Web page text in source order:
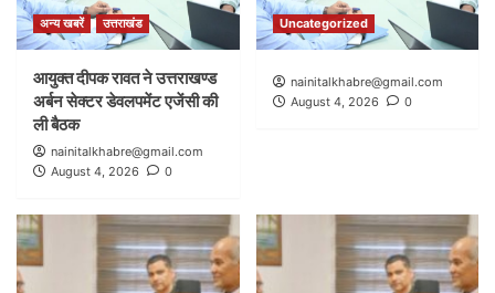
अन्य खबरें उत्तराखंड
आयुक्त दीपक रावत ने उत्तराखण्ड
अर्बन सेक्टर डेवलपमेंट एजेंसी की
ली बैठक
nainitalkhabre@gmail.com
August 4, 2026
0
Uncategorized
nainitalkhabre@gmail.com
August 4, 2026
0